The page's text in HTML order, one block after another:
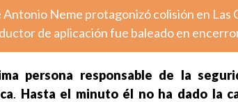
Antonio Neme protagonizó colisión en Las
de aplicación fue baleado en
persona responsable de la
. Hasta el minuto él no ha dado la